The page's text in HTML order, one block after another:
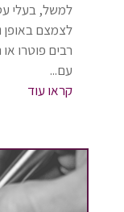
למשל, בעלי
לצמצם באופן
רבים פוטרו
עם...
קראו עוד